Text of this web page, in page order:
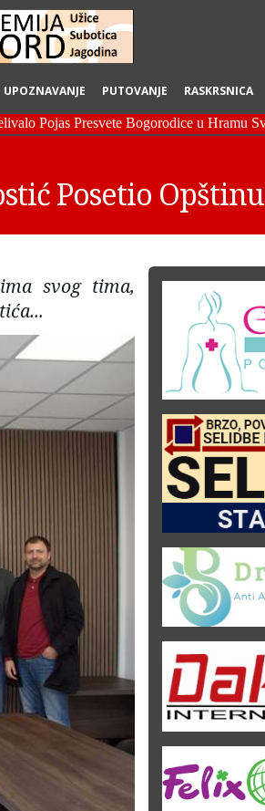
UPOZNAVANJE PUTOVANJE RASKRSNICA
Posetio Opštinu
svog tima,